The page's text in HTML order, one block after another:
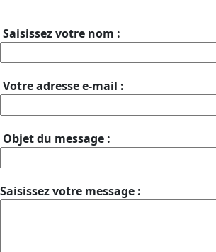
Saisissez votre nom :
Votre adresse e-mail :
Objet du message :
Saisissez votre message :